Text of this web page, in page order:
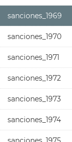
sanciones_1969
sanciones_1970
sanciones_1971
sanciones_1972
sanciones_1973
sanciones_1974